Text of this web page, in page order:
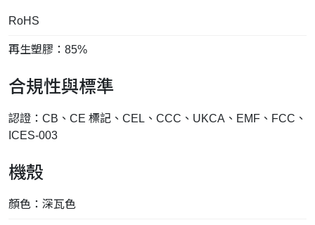
RoHS
再生塑膠：85%
合規性與標準
認證：CB、CE 標記、CEL、CCC、UKCA、EMF、FCC、
ICES-003
機殼
顏色：深瓦色